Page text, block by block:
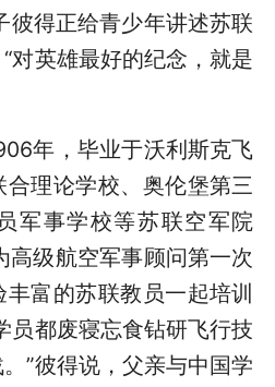
彼得正给青少年讲述苏联
对英雄最好的纪念，就是
年，毕业于沃利斯克飞
理论学校、奥伦堡第三
军事学校等苏联空军院
高级航空军事顾问第一次
富的苏联教员一起培训
员都废寝忘食钻研飞行技
”彼得说，父亲与中国学